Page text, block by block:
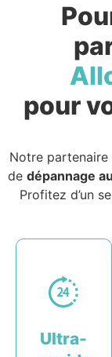
pour
Notre partenaire
de dépannage
Profitez d’un
Ultra-